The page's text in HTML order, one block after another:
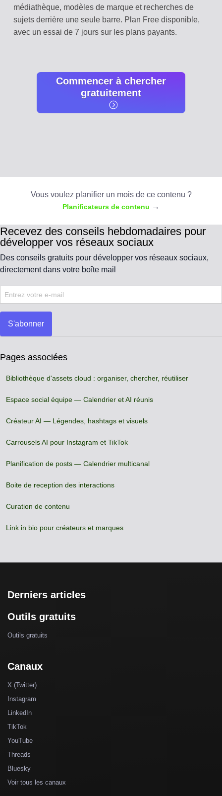
médiathèque, modèles de marque et recherches de
sujets derrière une seule barre. Plan Free disponible,
avec un essai de 7 jours sur les plans payants.
Commencer à chercher
gratuitement
Vous voulez planifier un mois de ce contenu ?
Planificateurs de contenu →
Recevez des conseils hebdomadaires pour
développer vos réseaux sociaux
Des conseils gratuits pour développer vos réseaux sociaux,
directement dans votre boîte mail
S'abonner
Pages associées
Bibliothèque d'assets cloud : organiser, chercher, réutiliser
Espace social équipe — Calendrier et AI réunis
Créateur AI — Légendes, hashtags et visuels
Carrousels AI pour Instagram et TikTok
Planification de posts — Calendrier multicanal
Boite de reception des interactions
Curation de contenu
Link in bio pour créateurs et marques
Derniers articles
Outils gratuits
Outils gratuits
Canaux
X (Twitter)
Instagram
LinkedIn
TikTok
YouTube
Threads
Bluesky
Voir tous les canaux